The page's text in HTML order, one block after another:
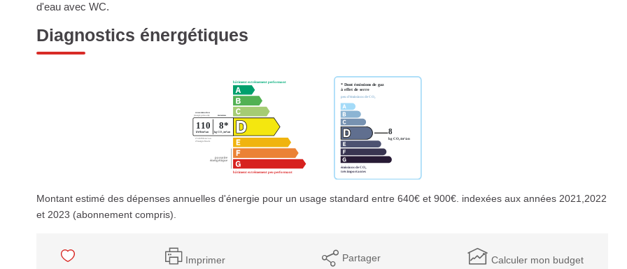
d'eau avec WC.
Diagnostics énergétiques
Montant estimé des dépenses annuelles d'énergie pour un usage standard entre 640€ et 900€. indexées aux années 2021,2022
et 2023 (abonnement compris).
Imprimer Partager Calculer mon budget